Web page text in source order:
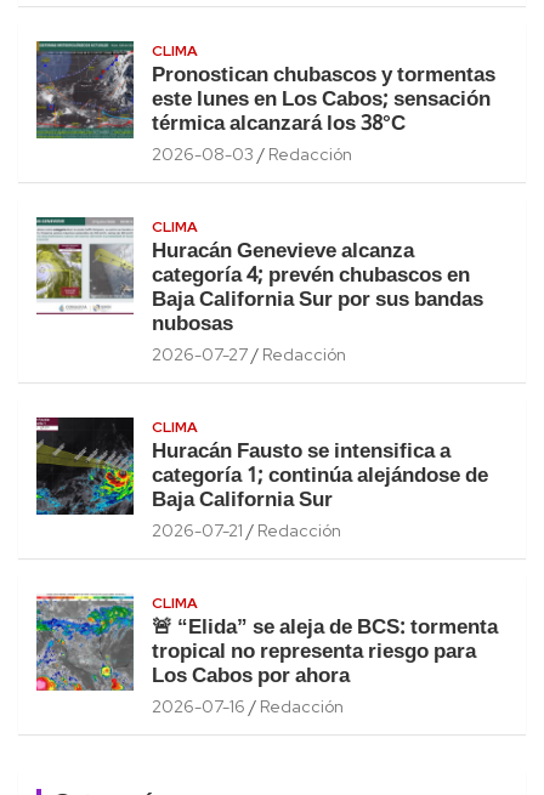
CLIMA
Pronostican chubascos y tormentas
este lunes en Los Cabos; sensación
térmica alcanzará los 38°C
2026-08-03 Redacción
CLIMA
Huracán Genevieve alcanza
categoría 4; prevén chubascos en
Baja California Sur por sus bandas
nubosas
2026-07-27 Redacción
CLIMA
Huracán Fausto se intensifica a
categoría 1; continúa alejándose de
Baja California Sur
2026-07-21 Redacción
CLIMA
🚨 “Elida” se aleja de BCS: tormenta
tropical no representa riesgo para
Los Cabos por ahora
2026-07-16 Redacción